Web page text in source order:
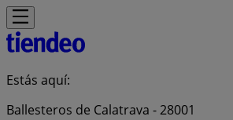
Estás aquí:
Ballesteros de Calatrava - 28001